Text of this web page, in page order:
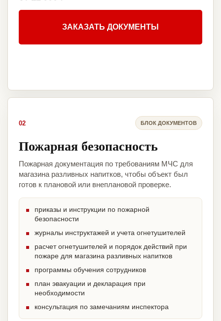
ЗАКАЗАТЬ ДОКУМЕНТЫ
02 БЛОК ДОКУМЕНТОВ
Пожарная безопасность
Пожарная документация по требованиям МЧС для
магазина разливных напитков, чтобы объект был
готов к плановой или внеплановой проверке.
приказы и инструкции по пожарной
безопасности
журналы инструктажей и учета огнетушителей
расчет огнетушителей и порядок действий при
пожаре для магазина разливных напитков
программы обучения сотрудников
план эвакуации и декларация при
необходимости
консультация по замечаниям инспектора